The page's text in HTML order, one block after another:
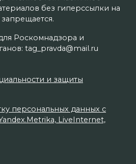
без гиперссылки на
Роскомнадзора и
tag_pravda@mail.ru
и защиты
персональных данных с
LiveInternet,